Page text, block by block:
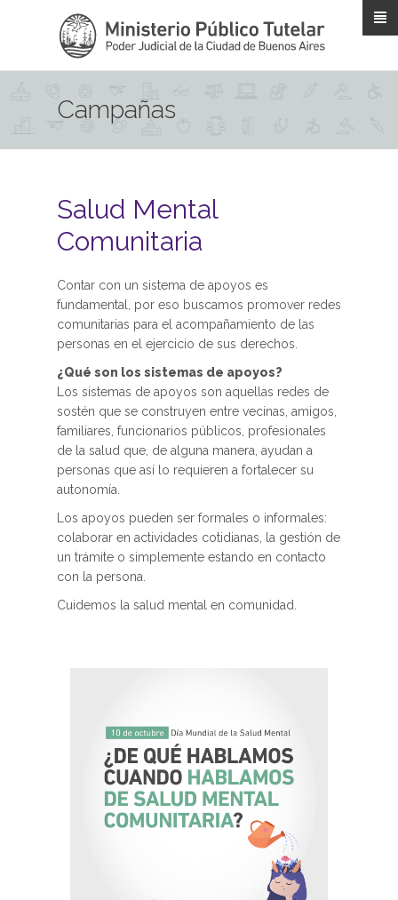
Campañas
Salud Mental
Comunitaria
Contar con un sistema de apoyos es
fundamental, por eso buscamos promover redes
comunitarias para el acompañamiento de las
personas en el ejercicio de sus derechos.
¿Qué son los sistemas de apoyos?
Los sistemas de apoyos son aquellas redes de
sostén que se construyen entre vecinas, amigos,
familiares, funcionarios públicos, profesionales
de la salud que, de alguna manera, ayudan a
personas que así lo requieren a fortalecer su
autonomía.
Los apoyos pueden ser formales o informales:
colaborar en actividades cotidianas, la gestión de
un trámite o simplemente estando en contacto
con la persona.
Cuidemos la salud mental en comunidad.